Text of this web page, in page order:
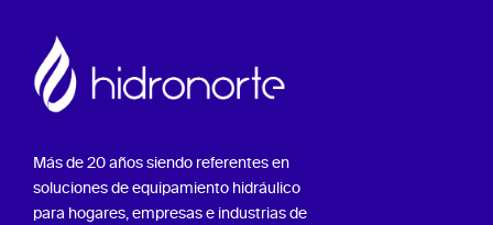
Más de 20 años siendo referentes en
soluciones de equipamiento hidráulico
para hogares, empresas e industrias de